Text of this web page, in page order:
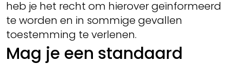
heb je het recht om hierover geïnformeerd
te worden en in sommige gevallen
toestemming te verlenen.
Mag je een standaard